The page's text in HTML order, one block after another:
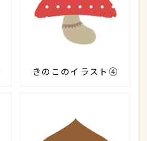
きのこのイラスト④